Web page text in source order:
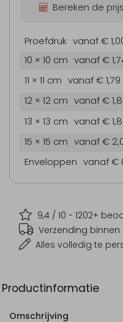
9,4 / 10 - 1202+
Verzending binnen
Alles volledig te
Bereken de
Proefdruk vanaf €
10 × 10 cm vanaf €
11 × 11 cm vanaf € 1,79
12 × 12 cm vanaf €
13 × 13 cm vanaf €
15 × 15 cm vanaf €
Enveloppen vanaf €
Productinformatie
Omschrijving